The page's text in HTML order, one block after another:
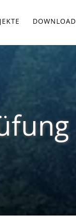
DOWNLOAD